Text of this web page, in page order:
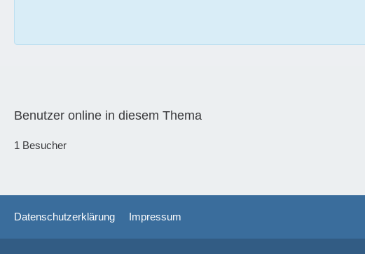
Benutzer online in diesem Thema
1 Besucher
Datenschutzerklärung Impressum